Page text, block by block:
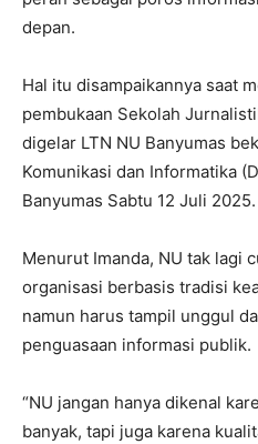
depan.
Hal itu disampaikannya saat
pembukaan Sekolah
digelar LTN NU Banyumas
Komunikasi dan Informatika
Banyumas Sabtu 12 Juli 2025.
Menurut Imanda, NU tak lagi
organisasi berbasis tradisi
namun harus tampil unggul
penguasaan informasi publik.
“NU jangan hanya dikenal
banyak, tapi juga karena